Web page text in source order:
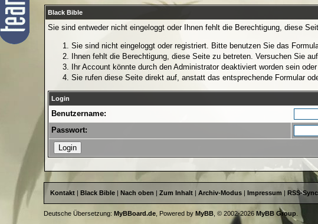
Black Bible
Sie sind entweder nicht eingeloggt oder Ihnen fehlt die Berechtigung, diese
Sie sind nicht eingeloggt oder registriert. Bitte benutzen Sie das
Ihnen fehlt die Berechtigung, diese Seite zu betreten. Versuchen Sie
Ihr Account könnte durch den Administrator deaktiviert worden sein
Sie rufen diese Seite direkt auf, anstatt das entsprechende Formular
Login
Benutzername:
Passwort:
Kontakt |Black Bible |Nach oben |Zum Inhalt |Archiv-Modus |Impressum |RSS-
Deutsche Übersetzung:MyBBoard.de , Powered byMyBB , © 2002-2026MyBB Group